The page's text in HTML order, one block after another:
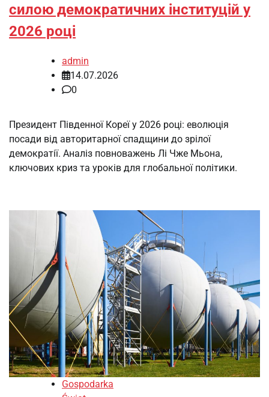
силою демократичних інституцій у
2026 році
admin
14.07.2026
0
Президент Південної Кореї у 2026 році: еволюція
посади від авторитарної спадщини до зрілої
демократії. Аналіз повноважень Лі Чже Мьона,
ключових криз та уроків для глобальної політики.
Gospodarka